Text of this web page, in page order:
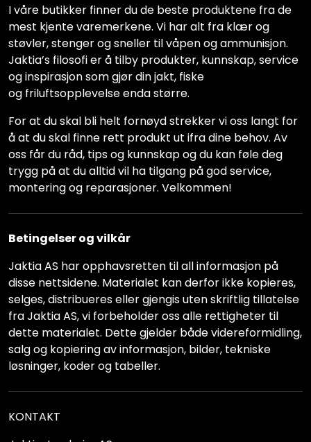
I våre butikker finner du de beste produktene fra de
mest kjente varemerkene. Vi har alt fra klær og
støvler, stenger og sneller til våpen og ammunisjon.
Jaktia’s filosofi er å tilby produkter, kunnskap, service
og inspirasjon som gjør din jakt, fiske
og friluftsopplevelse enda større.
For at du skal bli helt fornøyd strekker vi oss langt for
å at du skal finne rett produkt ut ifra dine behov. Av
oss får du råd, tips og kunnskap og du kan føle deg
trygg på at du alltid vil ha tilgang på god service,
montering og reparasjoner. Velkommen!
Betingelser og vilkår
Jaktia AS har opphavsretten til all informasjon på
disse nettsidene. Materialet kan derfor ikke kopieres,
selges, distribueres eller gjengis uten skriftlig tillatelse
fra Jaktia AS, vi forbeholder oss alle rettigheter til
dette materialet. Dette gjelder både videreformidling,
salg og kopiering av informasjon, bilder, tekniske
løsninger, koder og tabeller.
KONTAKT